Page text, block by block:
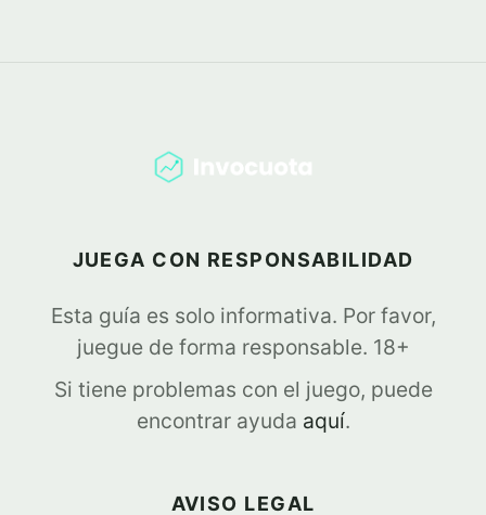
JUEGA CON RESPONSABILIDAD
Esta guía es solo informativa. Por favor,
juegue de forma responsable. 18+
Si tiene problemas con el juego, puede
encontrar ayuda aquí.
AVISO LEGAL